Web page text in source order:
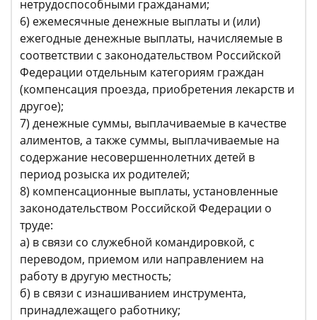
нетрудоспособными гражданами;
6) ежемесячные денежные выплаты и (или)
ежегодные денежные выплаты, начисляемые в
соответствии с законодательством Российской
Федерации отдельным категориям граждан
(компенсация проезда, приобретения лекарств и
другое);
7) денежные суммы, выплачиваемые в качестве
алиментов, а также суммы, выплачиваемые на
содержание несовершеннолетних детей в
период розыска их родителей;
8) компенсационные выплаты, установленные
законодательством Российской Федерации о
труде:
а) в связи со служебной командировкой, с
переводом, приемом или направлением на
работу в другую местность;
б) в связи с изнашиванием инструмента,
принадлежащего работнику;